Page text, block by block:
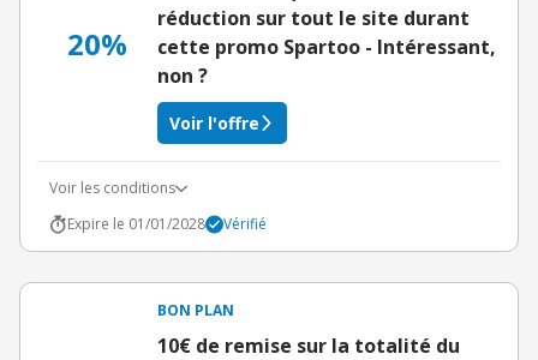
20%
réduction sur tout le site durant
cette promo Spartoo - Intéressant,
non ?
Voir l'offre
Voir les conditions
Expire le 01/01/2028
Vérifié
BON PLAN
10€ de remise sur la totalité du